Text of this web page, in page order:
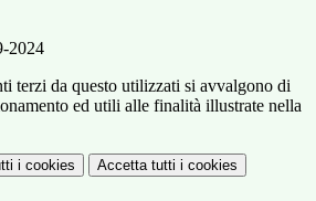
2024
terzi da questo utilizzati si avvalgono di
ed utili alle finalità illustrate nella
i cookies Accetta tutti i cookies